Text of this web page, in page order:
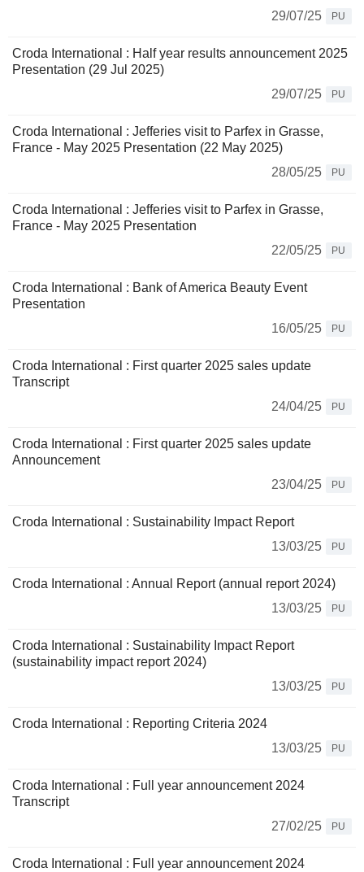
29/07/25
PU
Croda International : Half year results announcement 2025
Presentation (29 Jul 2025)
29/07/25
PU
Croda International : Jefferies visit to Parfex in Grasse,
France - May 2025 Presentation (22 May 2025)
28/05/25
PU
Croda International : Jefferies visit to Parfex in Grasse,
France - May 2025 Presentation
22/05/25
PU
Croda International : Bank of America Beauty Event
Presentation
16/05/25
PU
Croda International : First quarter 2025 sales update
Transcript
24/04/25
PU
Croda International : First quarter 2025 sales update
Announcement
23/04/25
PU
Croda International : Sustainability Impact Report
13/03/25
PU
Croda International : Annual Report (annual report 2024)
13/03/25
PU
Croda International : Sustainability Impact Report
(sustainability impact report 2024)
13/03/25
PU
Croda International : Reporting Criteria 2024
13/03/25
PU
Croda International : Full year announcement 2024
Transcript
27/02/25
PU
Croda International : Full year announcement 2024